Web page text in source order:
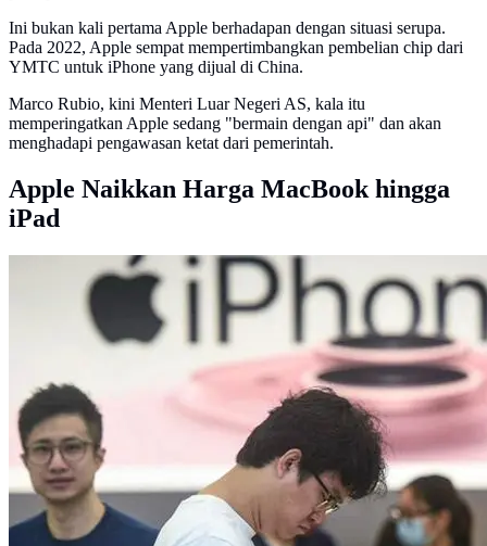
Ini bukan kali pertama Apple berhadapan dengan situasi serupa.
Pada 2022, Apple sempat mempertimbangkan pembelian chip dari
YMTC untuk iPhone yang dijual di China.
Marco Rubio, kini Menteri Luar Negeri AS, kala itu
memperingatkan Apple sedang "bermain dengan api" dan akan
menghadapi pengawasan ketat dari pemerintah.
Apple Naikkan Harga MacBook hingga
iPad